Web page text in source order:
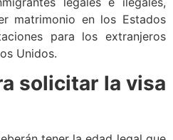
matrimonio en los Estados
para los extranjeros
Unidos.
solicitar la visa